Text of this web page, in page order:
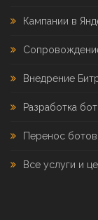
Кампании в
Внедрение
Разработка
Перенос
Все услуги и